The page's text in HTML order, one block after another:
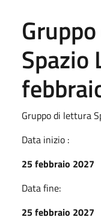
Spazio
Gruppo di lettura
Data inizio :
25 febbraio 2027
Data fine:
25 febbraio 2027